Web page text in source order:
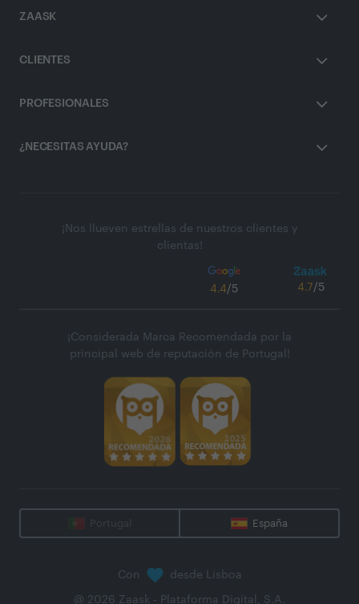
ZAASK
CLIENTES
PROFESIONALES
¿NECESITAS AYUDA?
¡Nos llueven estrellas de nuestros clientes y
clientas!
4.4/5 4.7/5
¡Considerada Marca Recomendada por la
principal web de reputación de Portugal!
Portugal España
Con desde Lisboa
@ 2026 Zaask - Plataforma Digital, S.A.